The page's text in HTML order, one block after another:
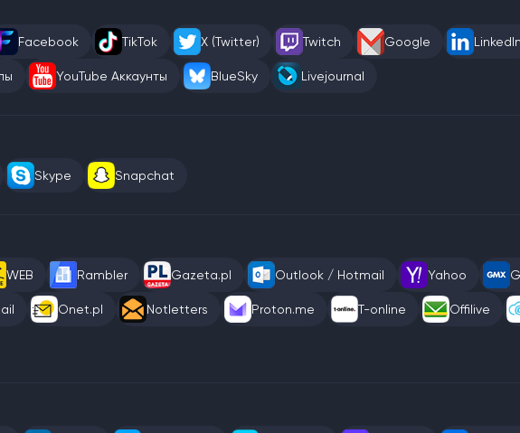
Facebook TikTok X (Twitter) Twitch Google LinkedIn
YouTube Аккаунты BlueSky Livejournal
Skype Snapchat
WEB Rambler Gazeta.pl Outlook / Hotmail Yahoo
Onet.pl Notletters Proton.me T-online Offilive